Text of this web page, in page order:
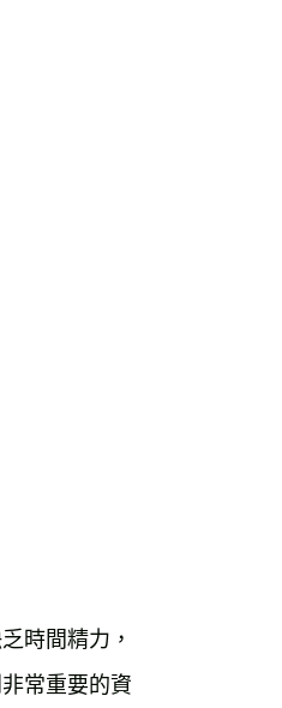
時間精力，
常重要的資